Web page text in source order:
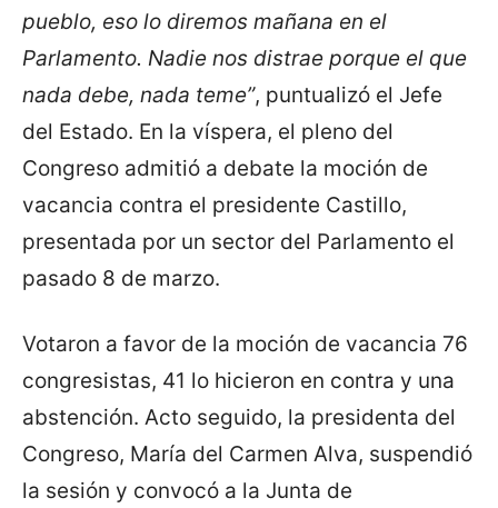
pueblo, eso lo diremos mañana en el
Parlamento. Nadie nos distrae porque el que
nada debe, nada teme”, puntualizó el Jefe
del Estado. En la víspera, el pleno del
Congreso admitió a debate la moción de
vacancia contra el presidente Castillo,
presentada por un sector del Parlamento el
pasado 8 de marzo.
Votaron a favor de la moción de vacancia 76
congresistas, 41 lo hicieron en contra y una
abstención. Acto seguido, la presidenta del
Congreso, María del Carmen Alva, suspendió
la sesión y convocó a la Junta de